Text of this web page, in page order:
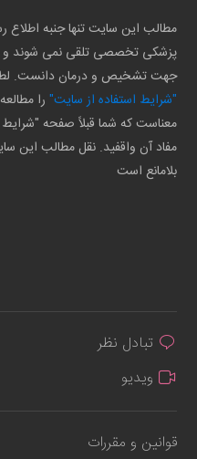
مطالب این سایت تنها جنبه
پزشکی تخصصی تلقی نمی شوند و
جهت تشخیص و درمان دانست.
"شرایط استفاده از سایت" را
معناست که شما قبلاً صفحه "شرایط
مفاد آن واقفید. نقل مطالب این
بلامانع است
تبادل نظر
ویدیو
قوانین و مقررات